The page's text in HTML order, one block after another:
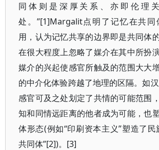
同体则是深厚关系、亦即伦理
处。”[1]Margalit点明了记忆在共
用，认为记忆共享的边界即是共同体
在很大程度上忽略了媒介在其中所扮
媒介的兴起使感官所触及的范围大大
的中介化体验跨越了地理的区隔。如汉
感官可及之处划定了共情的可能范围
知和同情远距离的他者成为可能，也
体形态(例如“印刷资本主义”塑造了民
共同体”[2])。[3]